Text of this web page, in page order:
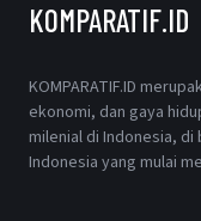
KOMPARATIF.ID
KOMPARATIF.ID
ekonomi, dan gaya
milenial di Indonesia,
Indonesia yang mulai